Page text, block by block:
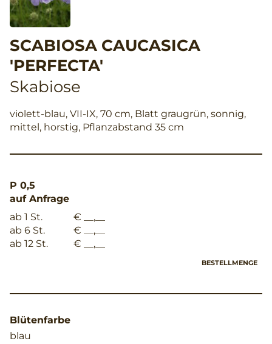
SCABIOSA CAUCASICA
'PERFECTA'
Skabiose
violett-blau, VII-IX, 70 cm, Blatt graugrün, sonnig,
mittel, horstig, Pflanzabstand 35 cm
P 0,5
auf Anfrage
ab 1 St.
€ __,__
ab 6 St.
€ __,__
ab 12 St.
€ __,__
BESTELLMENGE
Blütenfarbe
blau